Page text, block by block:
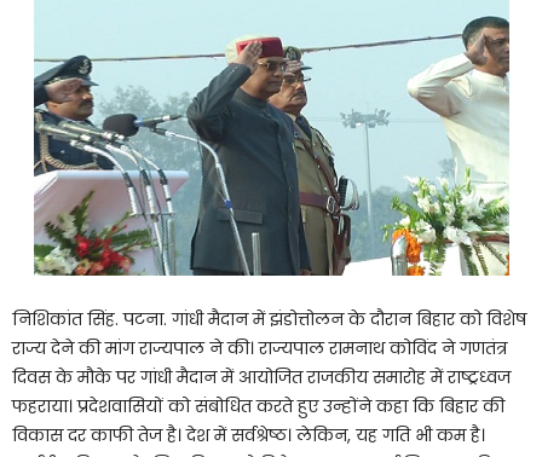
निशिकांत सिंह. पटना. गांधी मैदान में झंडोत्तोलन के दौरान बिहार को विशेष
राज्य देने की मांग राज्यपाल ने की। राज्यपाल रामनाथ कोविंद ने गणतंत्र
दिवस के मौके पर गांधी मैदान में आयोजित राजकीय समारोह में राष्ट्रध्वज
फहराया। प्रदेशवासियों को संबोधित करते हुए उन्होंने कहा कि बिहार की
विकास दर काफी तेज है। देश में सर्वश्रेष्ठ। लेकिन, यह गति भी कम है।